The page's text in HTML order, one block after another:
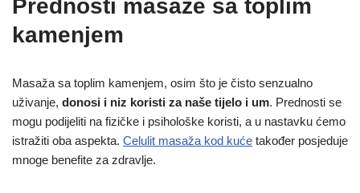
Prednosti masaže sa toplim
kamenjem
Masaža sa toplim kamenjem, osim što je čisto senzualno
uživanje, donosi i niz koristi za naše tijelo i um. Prednosti se
mogu podijeliti na fizičke i psihološke koristi, a u nastavku ćemo
istražiti oba aspekta. Celulit masaža kod kuće također posjeduje
mnoge benefite za zdravlje.